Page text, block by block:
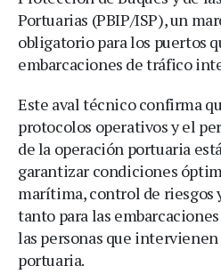
Portuarias (PBIP/ISP), un
obligatorio para los puertos
embarcaciones de tráfico
Este aval técnico confirma
protocolos operativos y el
de la operación portuaria
garantizar condiciones
marítima, control de riesgos
tanto para las
las personas que
portuaria.